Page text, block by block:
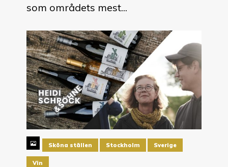
som områdets mest...
Sköna ställen Stockholm Sverige
Vin